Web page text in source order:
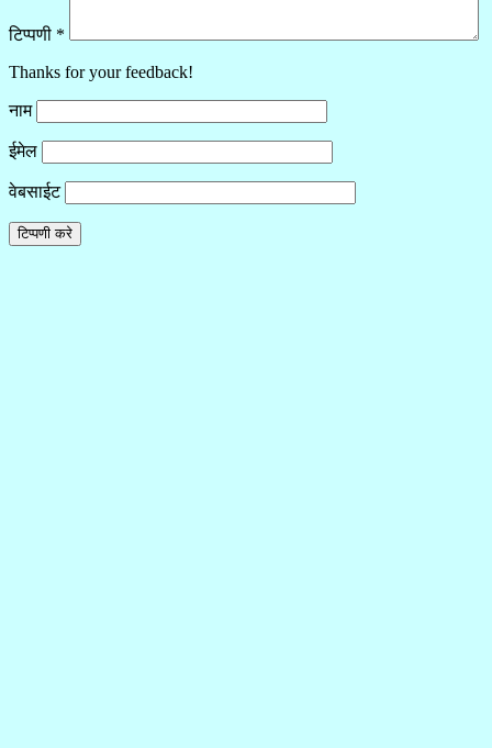
टिप्पणी *
Thanks for your feedback!
नाम
ईमेल
वेबसाईट